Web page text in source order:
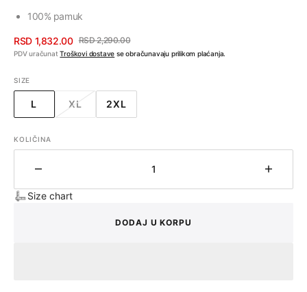
100% pamuk
Cena
popustom
RSD 1,832.00
Regularna
RSD 2,290.00
PDV uračunatTroškovi dostave se obračunavaju prilikom plaćanja.
SIZE
LVARIJANTA
ILI
NEDOSTUPNA
XLVARIJANTA
NEDOSTUPNA
2XLVARIJANTA
NEDOSTUPNA
KOLIČINA
Size chart
DODAJ U KORPU